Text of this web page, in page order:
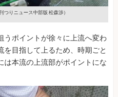
つりニュース中部版 松森渉）
うポイントが徐々に上流へ変わ
を目指して上るため、時期ごと
は本流の上流部がポイントにな